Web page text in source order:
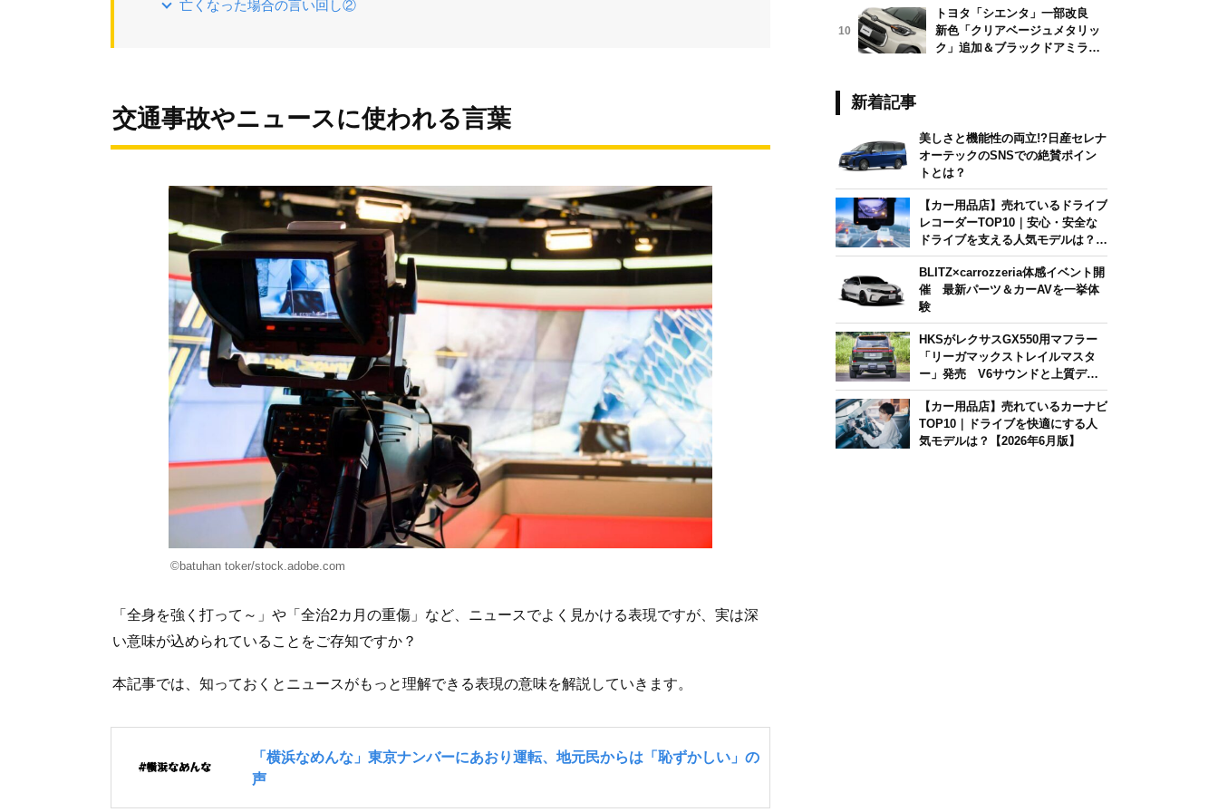
亡くなった場合の言い回し②
交通事故やニュースに使われる言葉
©batuhan toker/stock.adobe.com
「全身を強く打って～」や「全治2カ月の重傷」など、ニュースでよく見かける表現ですが、実は深
い意味が込められていることをご存知ですか？
本記事では、知っておくとニュースがもっと理解できる表現の意味を解説していきます。
10
トヨタ「シエンタ」一部改良
新色「クリアベージュメタリッ
ク」追加＆ブラックドアミラー
新着記事
美しさと機能性の両立!?日産セレナ
オーテックのSNSでの絶賛ポイン
トとは？
【カー用品店】売れているドライブ
レコーダーTOP10｜安心・安全な
ドライブを支える人気モデルは？
【2026年6月版】
BLITZ×carrozzeria体感イベント開
催 最新パーツ＆カーAVを一挙体
験
HKSがレクサスGX550用マフラー
「リーガマックストレイルマスタ
ー」発売 V6サウンドと上質デザ
インを両立
【カー用品店】売れているカーナビ
TOP10｜ドライブを快適にする人
気モデルは？【2026年6月版】